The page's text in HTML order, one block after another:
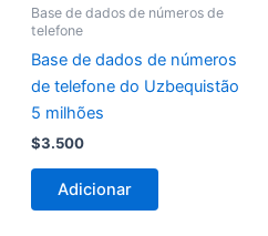
Base de dados de números de
telefone
Base de dados de números
de telefone do Uzbequistão
5 milhões
$3.500
Adicionar